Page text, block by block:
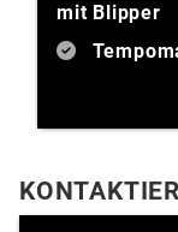
mit Blipper